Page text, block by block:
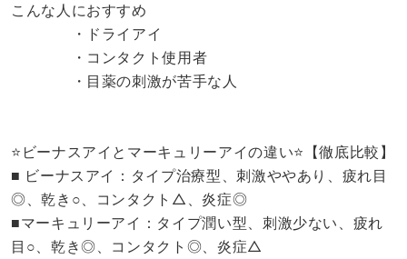
こんな人におすすめ
・ドライアイ
・コンタクト使用者
・目薬の刺激が苦手な人
⭐️ビーナスアイとマーキュリーアイの違い⭐️【徹底比較】
■ ビーナスアイ：タイプ治療型、刺激ややあり、疲れ目
◎、乾き○、コンタクト△、炎症◎
■マーキュリーアイ：タイプ潤い型、刺激少ない、疲れ
目○、乾き◎、コンタクト◎、炎症△